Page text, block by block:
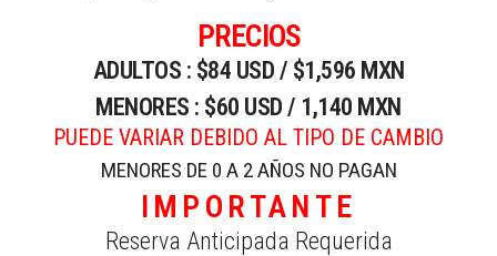
PRECIOS
ADULTOS : $84 USD / $1,596 MXN
MENORES : $60 USD / 1,140 MXN
PUEDE VARIAR DEBIDO AL TIPO DE CAMBIO
MENORES DE 0 A 2 AÑOS NO PAGAN
IMPORTANTE
Reserva Anticipada Requerida